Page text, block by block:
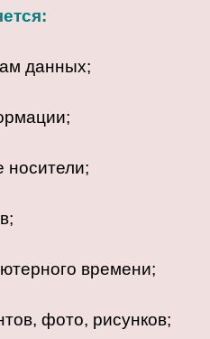
данных;
носители;
времени;
фото, рисунков;